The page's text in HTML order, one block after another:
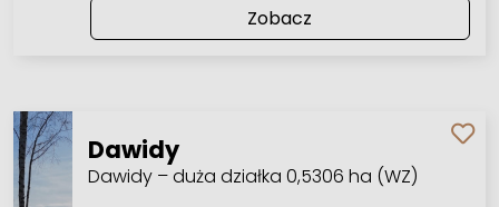
Zobacz
Dawidy
Dawidy – duża działka 0,5306 ha (WZ)